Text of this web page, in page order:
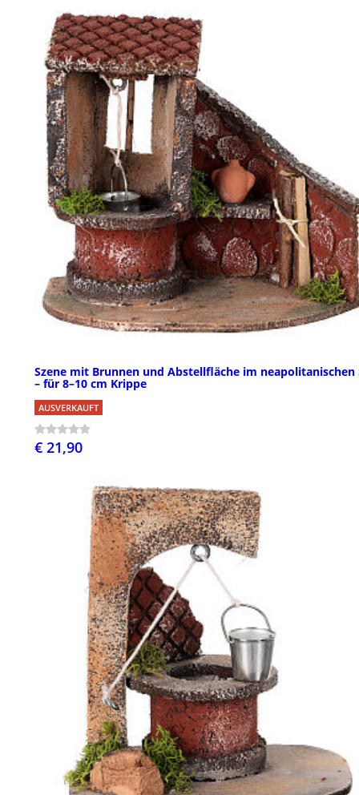
Szene mit Brunnen und Abstellfläche im neapolitanischen
– für 8–10 cm Krippe
AUSVERKAUFT
€ 21,90